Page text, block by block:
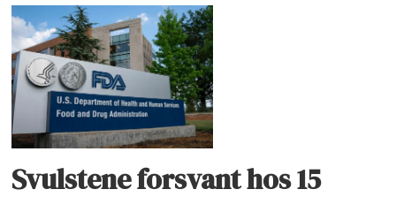
Svulstene forsvant hos 15